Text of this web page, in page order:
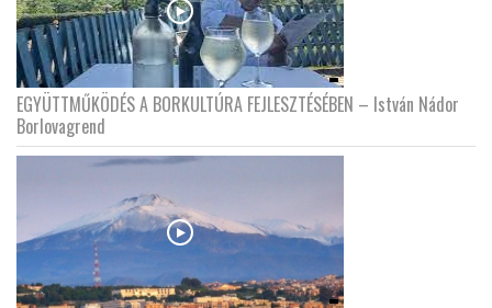
EGYÜTTMŰKÖDÉS A BORKULTÚRA FEJLESZTÉSÉBEN – István Nádor
Borlovagrend